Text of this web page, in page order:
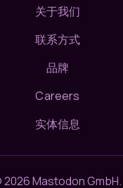
关于我们
联系方式
品牌
Careers
实体信息
Mastodon GmbH.